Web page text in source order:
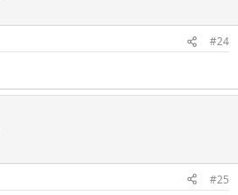
#24
#25